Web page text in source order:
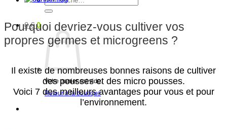
pour :
0€ 0
Votre panier est vide.
Retour à la boutique
Pourquoi devriez-vous cultiver vos
propres germes et microgreens ?
Il existe de nombreuses bonnes raisons de cultiver
des pousses et des micro pousses.
Voici 7 des meilleurs avantages pour vous et pour
l’environnement.